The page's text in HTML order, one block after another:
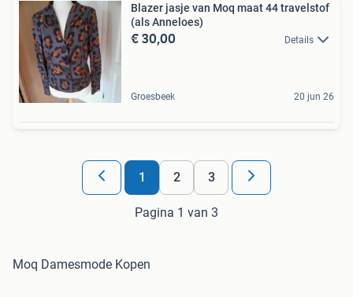
Blazer jasje van Moq maat 44 travelstof
(als Anneloes)
€ 30,00 Details
Groesbeek 20 jun 26
1 2 3
Pagina 1 van 3
Moq Damesmode Kopen